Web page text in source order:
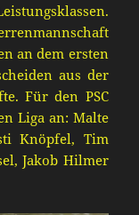
chaft
an dem ersten
aus der
Für den PSC
Liga an: Malte
Knöpfel, Tim
Jakob Hilmer